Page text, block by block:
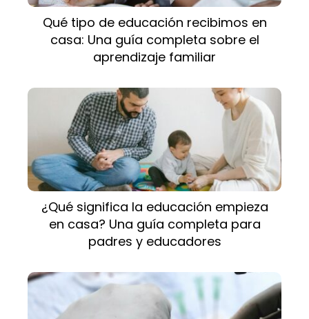
Qué tipo de educación recibimos en
casa: Una guía completa sobre el
aprendizaje familiar
¿Qué significa la educación empieza
en casa? Una guía completa para
padres y educadores